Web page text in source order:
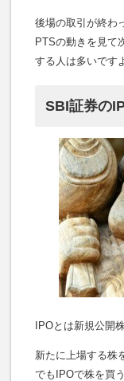
後場の取引が終わ
PTSの動きを見て
する人は多いです
SBI証券の
IPOとは新規公開
新たに上場する株
でもIPOで株を買